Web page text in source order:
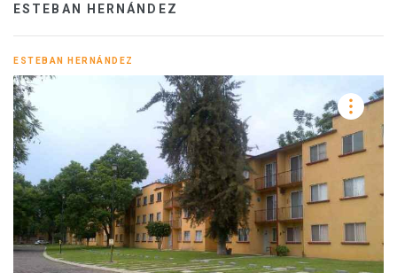
ESTEBAN HERNÁNDEZ
ESTEBAN HERNÁNDEZ